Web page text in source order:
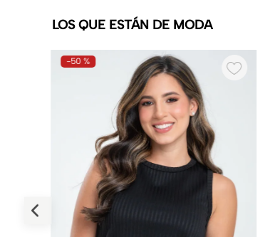
LOS QUE ESTÁN DE MODA
-50 %